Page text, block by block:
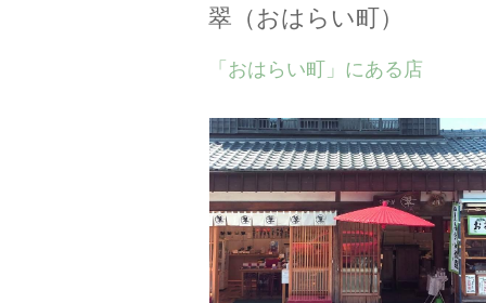
翠（おはらい町）
「おはらい町」にある店